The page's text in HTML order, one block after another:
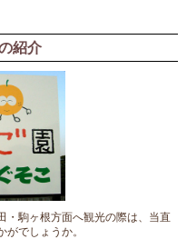
紹介
・駒ヶ根方面へ観光の際は、当直
でしょうか。